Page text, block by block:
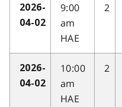
2026-
04-02
9:00
am
HAE
2
2026-
04-02
10:00
am
HAE
2